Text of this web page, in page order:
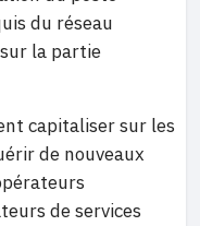
du réseau
la partie
capitaliser sur les
de nouveaux
de services